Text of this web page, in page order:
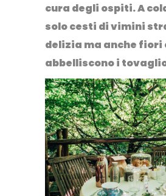
cura degli ospiti. A
solo cesti di vimini
delizia ma anche fiori
abbelliscono i